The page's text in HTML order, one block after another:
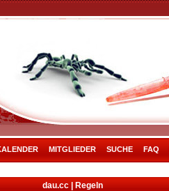
MITGLIEDER SUCHE FAQ
dau.cc | Regeln